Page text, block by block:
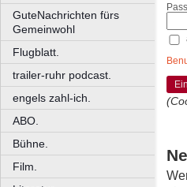
GuteNachrichten fürs
Gemeinwohl
Flugblatt.
trailer-ruhr podcast.
engels zahl-ich.
ABO.
Bühne.
Film.